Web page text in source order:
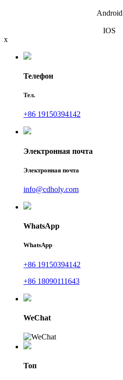
Android
IOS
x
Телефон
Тел.
+86 19150394142
Электронная почта
Электронная почта
info@cdholy.com
WhatsApp
WhatsApp
+86 19150394142
+86 18090111643
WeChat
Топ